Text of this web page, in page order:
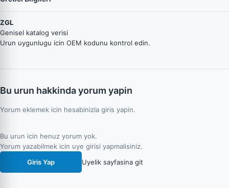
ZGL
Genisel katalog verisi
Urun uygunlugu icin OEM kodunu kontrol edin.
Bu urun hakkinda yorum yapin
Yorum eklemek icin hesabinizla giris yapin.
Bu urun icin henuz yorum yok.
Yorum yazabilmek icin uye girisi yapmalisiniz.
Giris Yap
Uyelik sayfasina git